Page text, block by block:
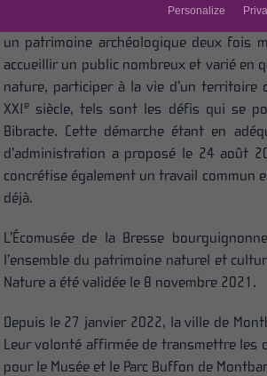
entretenir la forêt majestueuse du
un patrimoine archéologique deux fois
accueillir un public nombreux et varié en
nature, participer à la vie d’un territoire
XXI e siècle, tels sont les défis qui se
Bibracte. Cette démarche étant en
d’administration a proposé le 24 août
concrétise également un travail commun
déjà.
L’Écomusée de la Bresse
l’ensemble du patrimoine naturel et
Nature a été validée le 8 novembre 2021 .
Depuis le 27 janvier 2022, la ville de
Leur volonté affirmée de transmettre les
pour le Musée et le Parc Buffon de
Personalize